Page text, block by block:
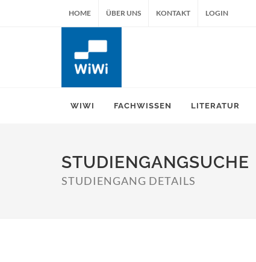
HOME ÜBER UNS KONTAKT LOGIN
WIWI FACHWISSEN LITERATUR
STUDIENGANGSUCHE
STUDIENGANG DETAILS